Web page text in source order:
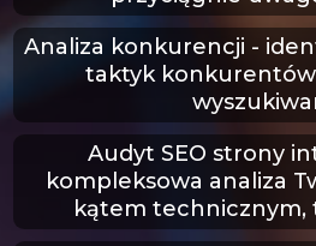
Analiza konkurencji -
taktyk
Audyt SEO strony
kompleksowa analiza
kątem technicznym,